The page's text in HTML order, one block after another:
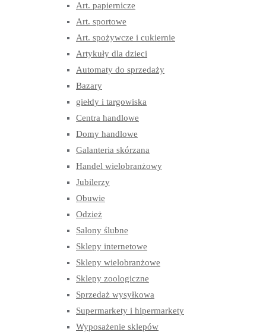
Art. papiernicze
Art. sportowe
Art. spożywcze i cukiernie
Artykuły dla dzieci
Automaty do sprzedaży
Bazary
giełdy i targowiska
Centra handlowe
Domy handlowe
Galanteria skórzana
Handel wielobranżowy
Jubilerzy
Obuwie
Odzież
Salony ślubne
Sklepy internetowe
Sklepy wielobranżowe
Sklepy zoologiczne
Sprzedaż wysyłkowa
Supermarkety i hipermarkety
Wyposażenie sklepów